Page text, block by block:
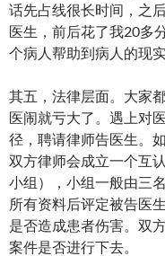
话先占线很长时间，之
医生，前后花了我20多
个病人帮助到病人的现实
其五，法律层面。大家
医闹就亏大了。遇上对
径，聘请律师告医生。
双方律师会成立一个互
小组），小组一般由三
所有资料后评定被告医
是否造成患者伤害。双
案件是否进行下去。